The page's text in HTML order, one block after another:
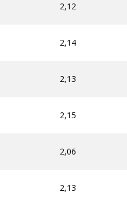
2,12
2,14
2,13
2,15
2,06
2,13